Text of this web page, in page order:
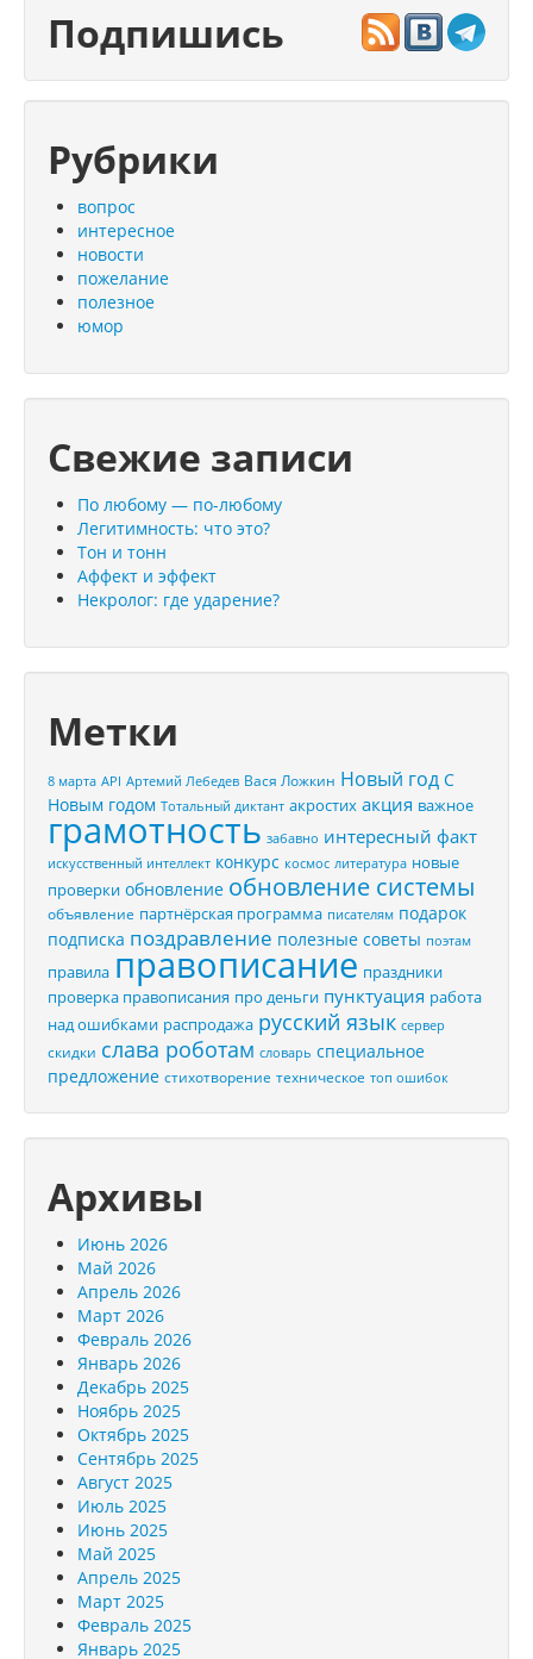
Подпишись
Рубрики
вопрос
интересное
новости
пожелание
полезное
юмор
Свежие записи
По любому — по-любому
Легитимность: что это?
Тон и тонн
Аффект и эффект
Некролог: где ударение?
Метки
8 марта API Артемий Лебедев Вася Ложкин Новый год С
Новым годом Тотальный диктант акростих акция важное
грамотность забавно интересный факт
искусственный интеллект конкурс космос литература новые
проверки обновление обновление системы
объявление партнёрская программа писателям подарок
подписка поздравление полезные советы поэтам
правила правописание праздники
проверка правописания про деньги пунктуация работа
над ошибками распродажа русский язык сервер
скидки слава роботам словарь специальное
предложение стихотворение техническое топ ошибок
Архивы
Июнь 2026
Май 2026
Апрель 2026
Март 2026
Февраль 2026
Январь 2026
Декабрь 2025
Ноябрь 2025
Октябрь 2025
Сентябрь 2025
Август 2025
Июль 2025
Июнь 2025
Май 2025
Апрель 2025
Март 2025
Февраль 2025
Январь 2025